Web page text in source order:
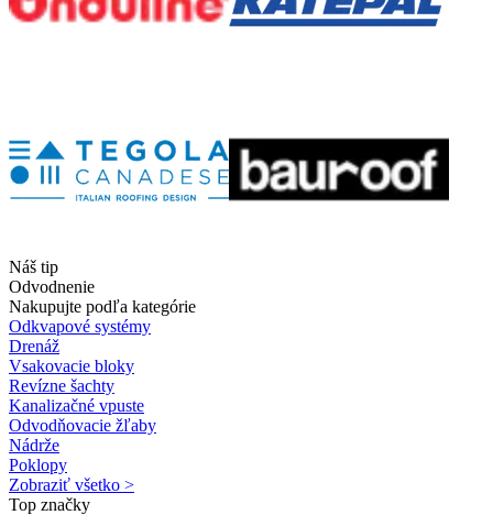
Náš tip
Odvodnenie
Nakupujte podľa kategórie
Odkvapové systémy
Drenáž
Vsakovacie bloky
Revízne šachty
Kanalizačné vpuste
Odvodňovacie žľaby
Nádrže
Poklopy
Zobraziť všetko >
Top značky